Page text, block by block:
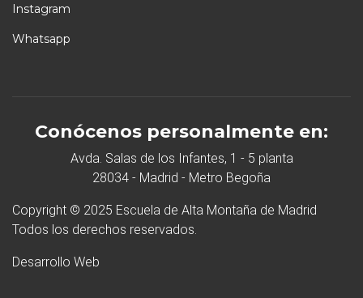
Instagram
Whatsapp
Conócenos personalmente en:
Avda. Salas de los Infantes, 1 - 5 planta
28034 - Madrid - Metro Begoña
Copyright © 2025 Escuela de Alta Montaña de Madrid
Todos los derechos reservados.
Desarrollo Web